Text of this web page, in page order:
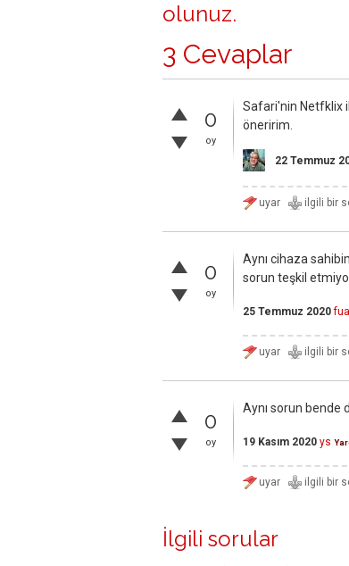
olunuz.
3 Cevaplar
0
oy
Safari'nin Netfklix
öneririm.
22 Temmuz
0
oy
Aynı cihaza
sorun teşkil
25 Temmuz 2020
0
oy
Aynı sorun bende
19 Kasım 2020 ys
İlgili sorular